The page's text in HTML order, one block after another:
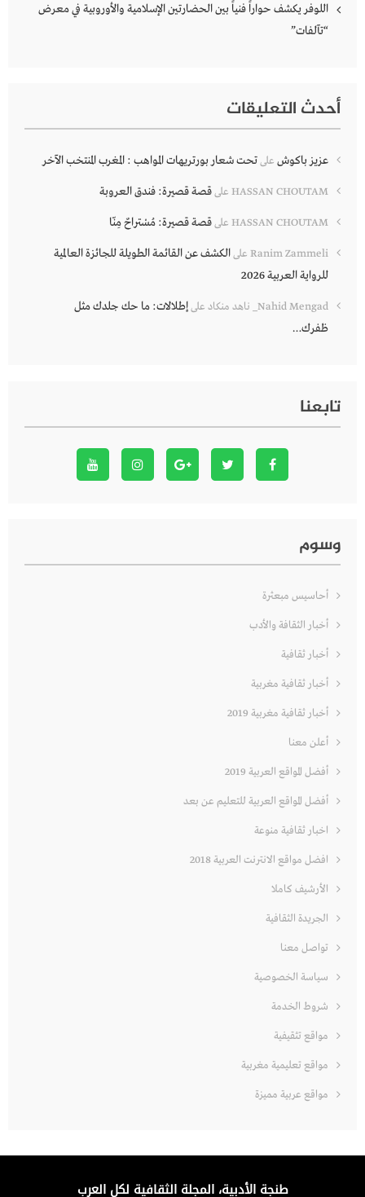
اللوفر يكشف حواراً فنياً بين الحضارتين الإسلامية والأوروبية في معرض
“تآلفات”
أحدث التعليقات
عزيز باكوش علىتحت شعار بورتريهات المواهب : المغرب المنتخب الآخر
HASSAN CHOUTAM علىقصة قصيرة: فندق العروبة
HASSAN CHOUTAM علىقصة قصيرة: مُسْتراحٌ مِنّا
Ranim Zammeli علىالكشف عن القائمة الطويلة للجائزة العالمية
للرواية العربية 2026
Nahid Mengad_ ناهد منكاد علىإطلالات: ما حك جلدك مثل
ظفرك…
تابعنا
وسوم
أحاسيس مبعثرة
أخبار الثقافة والأدب
أخبار ثقافية
أخبار ثقافية مغربية
أخبار ثقافية مغربية 2019
أعلن معنا
أفضل المواقع العربية 2019
أفضل المواقع العربية للتعليم عن بعد
اخبار ثقافية منوعة
افضل مواقع الانترنت العربية 2018
الأرشيف كاملا
الجريدة الثقافية
تواصل معنا
سياسة الخصوصية
شروط الخدمة
مواقع تثقيفية
مواقع تعليمية مغربية
مواقع عربية مميزة
طنجة الأدبية، المجلة الثقافية لكل العرب